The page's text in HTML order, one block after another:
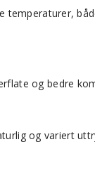
temperaturer,
og bedre
og variert